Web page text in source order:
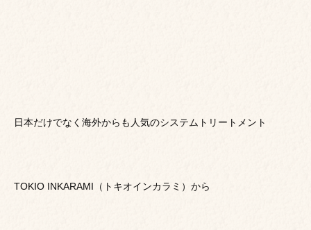
日本だけでなく海外からも人気のシステムトリートメント
TOKIO INKARAMI（トキオインカラミ）から